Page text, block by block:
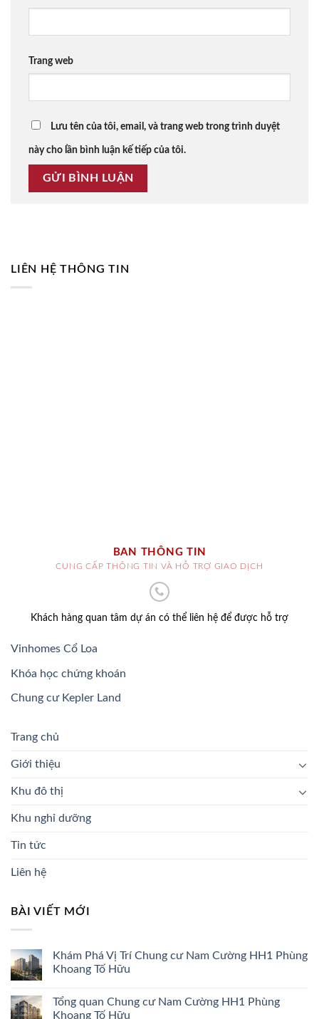
Trang web
Lưu tên của tôi, email, và trang web trong trình duyệt
này cho lần bình luận kế tiếp của tôi.
LIÊN HỆ THÔNG TIN
BAN THÔNG TIN
CUNG CẤP THÔNG TIN VÀ HỖ TRỢ GIAO DỊCH
Khách hàng quan tâm dự án có thể liên hệ để được hỗ trợ
Vinhomes Cổ Loa
Khóa học chứng khoán
Chung cư Kepler Land
Trang chủ
Giới thiệu
Khu đô thị
Khu nghỉ dưỡng
Tin tức
Liên hệ
BÀI VIẾT MỚI
Khám Phá Vị Trí Chung cư Nam Cường HH1 Phùng
Khoang Tố Hữu
Tổng quan Chung cư Nam Cường HH1 Phùng
Khoang Tố Hữu